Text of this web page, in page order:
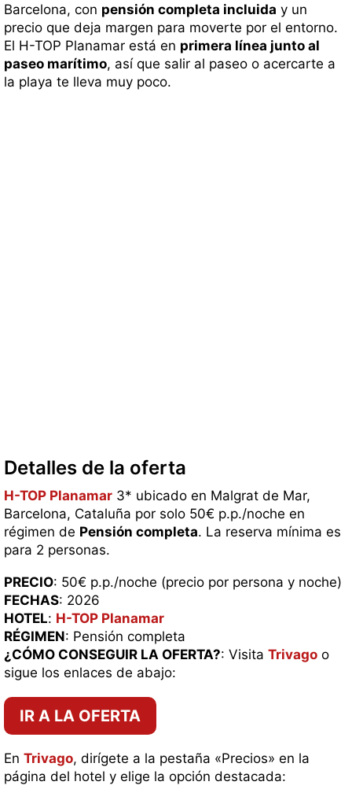
Barcelona, con pensión completa incluida y un
precio que deja margen para moverte por el entorno.
El H-TOP Planamar está en primera línea junto al
paseo marítimo, así que salir al paseo o acercarte a
la playa te lleva muy poco.
Detalles de la oferta
H-TOP Planamar 3* ubicado en Malgrat de Mar,
Barcelona, Cataluña por solo 50€ p.p./noche en
régimen de Pensión completa. La reserva mínima es
para 2 personas.
PRECIO: 50€ p.p./noche (precio por persona y noche)
FECHAS: 2026
HOTEL: H-TOP Planamar
RÉGIMEN: Pensión completa
¿CÓMO CONSEGUIR LA OFERTA?: Visita Trivago o
sigue los enlaces de abajo:
IR A LA OFERTA
En Trivago, dirígete a la pestaña «Precios» en la
página del hotel y elige la opción destacada: